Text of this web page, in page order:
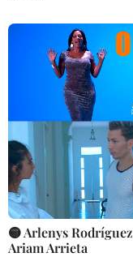
🟡 Arlenys
Ariam Arrieta